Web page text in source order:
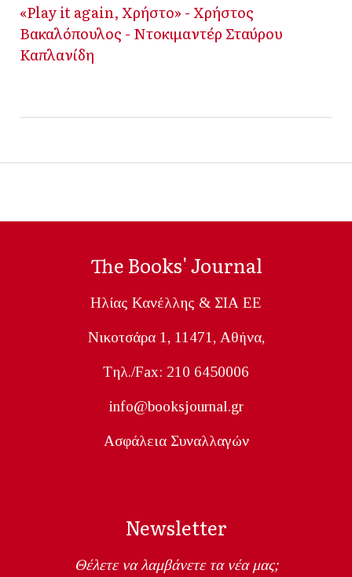
«Play it again, Χρήστο» - Χρήστος
Βακαλόπουλος - Ντοκιμαντέρ Σταύρου
Καπλανίδη
The Books' Journal
Ηλίας Κανέλλης & ΣΙΑ ΕΕ
Nικοτσάρα 1, 11471, Aθήνα,
Tηλ./Fax: 210 6450006
info@booksjournal.gr
Ασφάλεια Συναλλαγών
Newsletter
Θέλετε να λαμβάνετε τα νέα μας;